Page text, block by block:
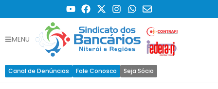
MENU
Canal de Denúncias Fale Conosco Seja Sócio